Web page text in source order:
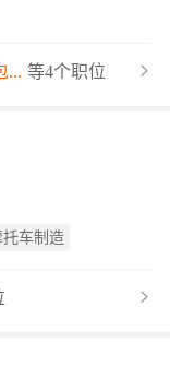
... 等4个职位
托车制造